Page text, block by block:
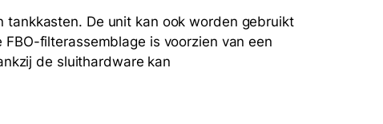
De unit kan ook worden gebruikt
filterassemblage is voorzien van een
de sluithardware kan